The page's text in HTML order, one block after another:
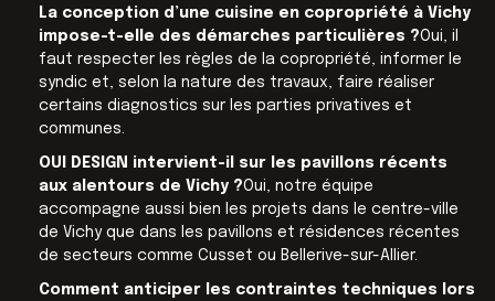
La conception d’une cuisine en copropriété à Vichy
impose-t-elle des démarches particulières ?Oui, il
faut respecter les règles de la copropriété, informer le
syndic et, selon la nature des travaux, faire réaliser
certains diagnostics sur les parties privatives et
communes.
OUI DESIGN intervient-il sur les pavillons récents
aux alentours de Vichy ?Oui, notre équipe
accompagne aussi bien les projets dans le centre-ville
de Vichy que dans les pavillons et résidences récentes
de secteurs comme Cusset ou Bellerive-sur-Allier.
Comment anticiper les contraintes techniques lors